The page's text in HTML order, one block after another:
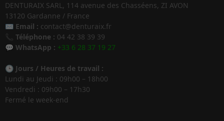
DENTURAIX SARL, 114 avenue des Chasséens, ZI AVON
13120 Gardanne / France
✉️ Email : contact@denturaix.fr
Téléphone : 04 42 38 39 39
💬 WhatsApp : +33 6 28 37 19 27
🕒 Jours / Heures de travail :
Lundi au Jeudi : 09h00 – 18h00
Vendredi : 09h00 – 17h30
Fermé le week-end